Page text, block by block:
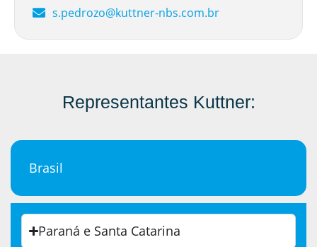
s.pedrozo@kuttner-nbs.com.br
Representantes Kuttner:
Brasil
Paraná e Santa Catarina